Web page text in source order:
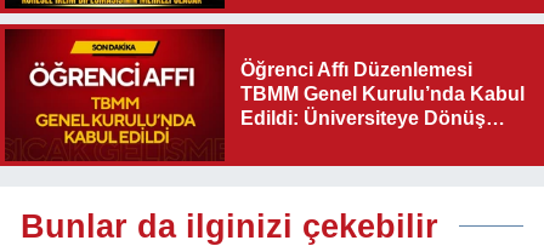
Olacak"
Öğrenci Affı Düzenlemesi
TBMM Genel Kurulu’nda Kabul
Edildi: Üniversiteye Dönüş
Bunlar da ilginizi çekebilir